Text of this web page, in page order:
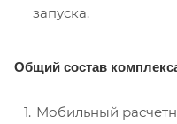
запуска.
Общий состав
Мобильный